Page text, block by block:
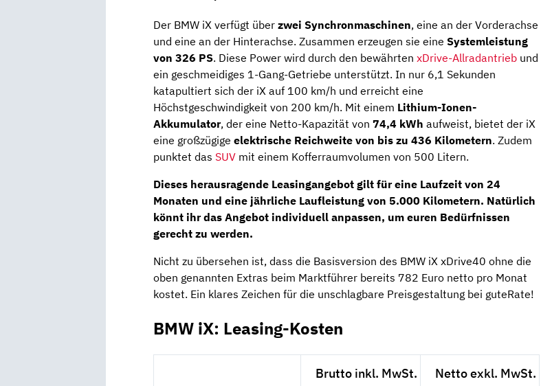
Der BMW iX verfügt über zwei Synchronmaschinen, eine an der Vorderachse
und eine an der Hinterachse. Zusammen erzeugen sie eine Systemleistung
von 326 PS. Diese Power wird durch den bewährten xDrive-Allradantrieb und
ein geschmeidiges 1-Gang-Getriebe unterstützt. In nur 6,1 Sekunden
katapultiert sich der iX auf 100 km/h und erreicht eine
Höchstgeschwindigkeit von 200 km/h. Mit einem Lithium-Ionen-
Akkumulator, der eine Netto-Kapazität von 74,4 kWh aufweist, bietet der iX
eine großzügige elektrische Reichweite von bis zu 436 Kilometern. Zudem
punktet das SUV mit einem Kofferraumvolumen von 500 Litern.
Dieses herausragende Leasingangebot gilt für eine Laufzeit von 24
Monaten und eine jährliche Laufleistung von 5.000 Kilometern. Natürlich
könnt ihr das Angebot individuell anpassen, um euren Bedürfnissen
gerecht zu werden.
Nicht zu übersehen ist, dass die Basisversion des BMW iX xDrive40 ohne die
oben genannten Extras beim Marktführer bereits 782 Euro netto pro Monat
kostet. Ein klares Zeichen für die unschlagbare Preisgestaltung bei guteRate!
BMW iX: Leasing-Kosten
Brutto inkl. MwSt. Netto exkl. MwSt.